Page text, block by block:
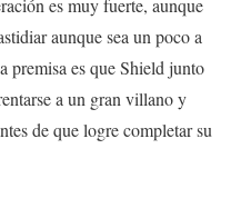
es muy fuerte, aunque
aunque sea un poco a
premisa es que Shield junto
a un gran villano y
de que logre completar su